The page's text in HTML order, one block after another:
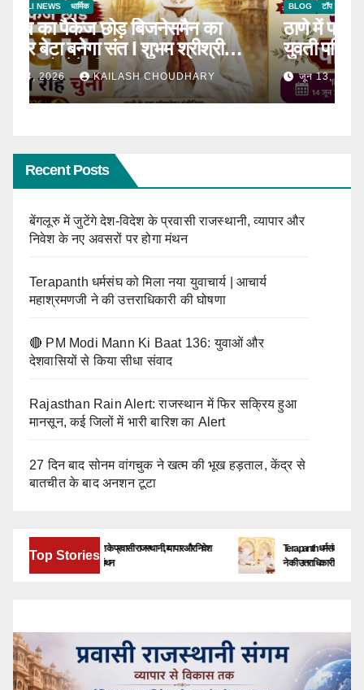
BLOG टॉप न्यूज़ धार्मिक
ठाणे में पहली बार होगा सीरवी समाज युवक-
युवती परिचय सम्मेलन
जून 13, 2026 KAILASH CHOUDHARY
Recent Posts
बेंगलूरु में जुटेंगे देश-विदेश के प्रवासी राजस्थानी, व्यापार और
निवेश के नए अवसरों पर होगा मंथन
Terapanth धर्मसंघ को मिला नया युवाचार्य | आचार्य
महाश्रमणजी ने की उत्तराधिकारी की घोषणा
🔴 PM Modi Mann Ki Baat 136: युवाओं और
देशवासियों से किया सीधा संवाद
Rajasthan Rain Alert: राजस्थान में फिर सक्रिय हुआ
मानसून, कई जिलों में भारी बारिश का Alert
27 दिन बाद सोनम वांगचुक ने खत्म की भूख हड़ताल, केंद्र से
बातचीत के बाद अनशन टूटा
Top Stories
बेंगलूरु में जुटेंगे देश-विदेश के प्रवासी राजस्थानी, व्यापार और निवेश
के नए अवसरों पर होगा मंथन
Terapanth धर्मसंघ को मिला नया
ने की उत्तराधिकारी की घोषणा